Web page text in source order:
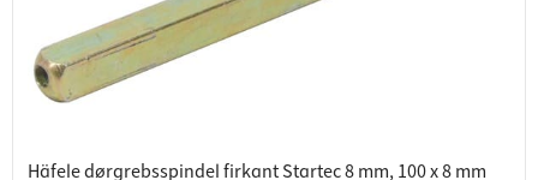
Häfele dørgrebsspindel firkant Startec 8 mm, 100 x 8 mm